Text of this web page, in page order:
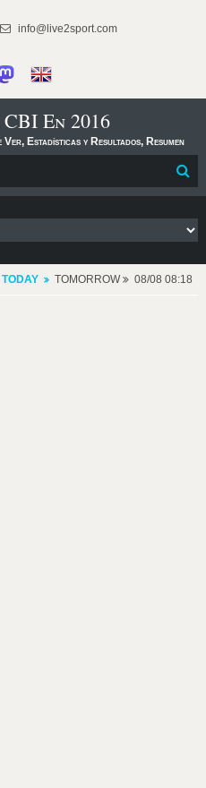
info@live2sport.com
En 2016
Estadísticas y Resultados, Resumen
TODAY TOMORROW 08/08 08:18